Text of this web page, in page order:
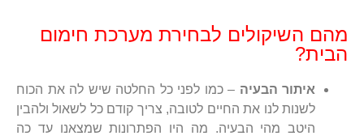
מהם השיקולים לבחירת מערכת חימום
הבית?
איתור הבעיה – כמו לפני כל החלטה שיש לה את הכוח
לשנות לנו את החיים לטובה, צריך קודם כל לשאול ולהבין
היטב מהי הבעיה. מה היו הפתרונות שמצאנו עד כה